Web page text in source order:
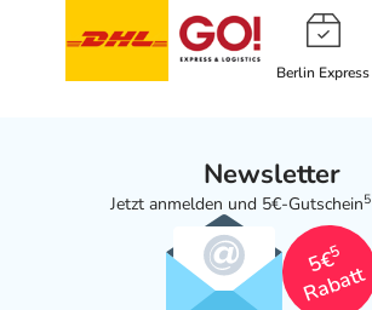
Berlin Express
Newsletter
Jetzt anmelden und 5€-Gutschein5
5€
5
Rabatt